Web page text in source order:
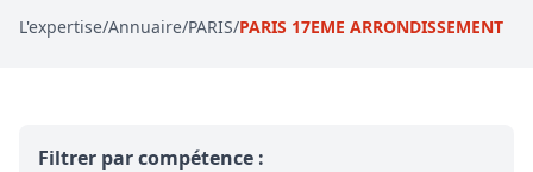
L'expertise/Annuaire/PARIS/PARIS 17EME ARRONDISSEMENT
Filtrer par compétence :